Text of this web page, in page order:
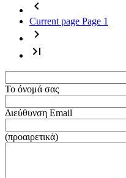
chevron_left
Current page Page 1
chevron_right
last_page
Το όνομά σας
Διεύθυνση Email
(προαιρετικά)